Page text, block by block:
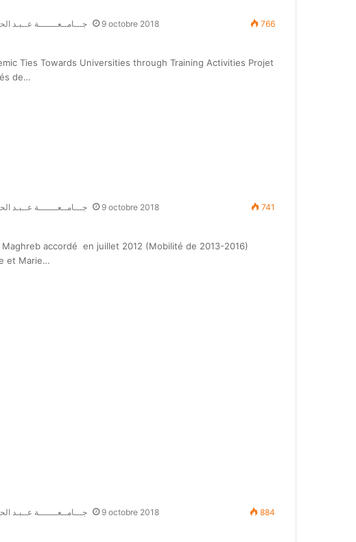
جـــامــعـــــــة عــبـد 9 octobre 2018 766
Ties Towards Universities through Training Activities Projet
de…
جـــامــعـــــــة عــبـد 9 octobre 2018 741
accordé en juillet 2012 (Mobilité de 2013-2016)
et Marie…
جـــامــعـــــــة عــبـد 9 octobre 2018 884